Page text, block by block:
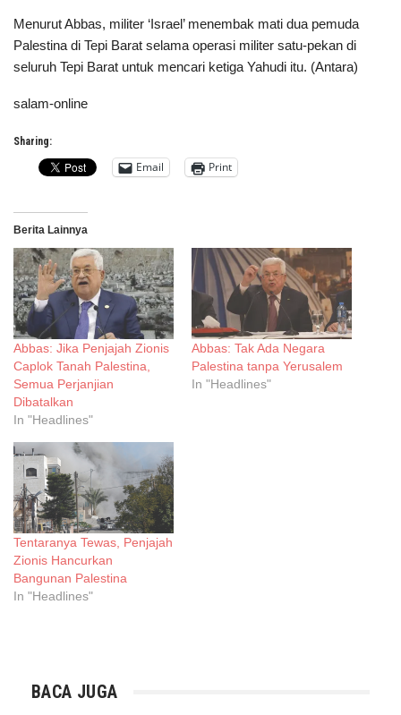
Menurut Abbas, militer ‘Israel’ menembak mati dua pemuda
Palestina di Tepi Barat selama operasi militer satu-pekan di
seluruh Tepi Barat untuk mencari ketiga Yahudi itu. (Antara)
salam-online
Sharing:
Email Print
Berita Lainnya
Abbas: Jika Penjajah Zionis
Caplok Tanah Palestina,
Semua Perjanjian
Dibatalkan
In "Headlines"
Abbas: Tak Ada Negara
Palestina tanpa Yerusalem
In "Headlines"
Tentaranya Tewas, Penjajah
Zionis Hancurkan
Bangunan Palestina
In "Headlines"
BACA JUGA